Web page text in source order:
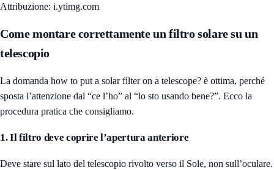
Attribuzione: i.ytimg.com
Come montare correttamente un filtro solare su un
telescopio
La domanda how to put a solar filter on a telescope? è ottima, perché
sposta l’attenzione dal “ce l’ho” al “lo sto usando bene?”. Ecco la
procedura pratica che consigliamo.
1. Il filtro deve coprire l’apertura anteriore
Deve stare sul lato del telescopio rivolto verso il Sole, non sull’oculare.